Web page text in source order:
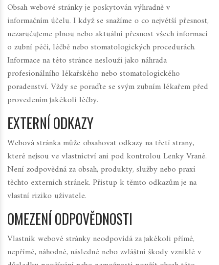
Obsah webové stránky je poskytován výhradně v
informačním účelu. I když se snažíme o co největší přesnost,
nezaručujeme plnou nebo aktuální přesnost všech informací
o zubní péči, léčbě nebo stomatologických procedurách.
Informace na této stránce neslouží jako náhrada
profesionálního lékařského nebo stomatologického
poradenství. Vždy se poraďte se svým zubním lékařem před
provedením jakékoli léčby.
EXTERNÍ ODKAZY
Webová stránka může obsahovat odkazy na třetí strany,
které nejsou ve vlastnictví ani pod kontrolou Lenky Vrané.
Není zodpovědná za obsah, produkty, služby nebo praxi
těchto externích stránek. Přístup k těmto odkazům je na
vlastní riziko uživatele.
OMEZENÍ ODPOVĚDNOSTI
Vlastník webové stránky neodpovídá za jakékoli přímé,
nepřímé, náhodné, následné nebo zvláštní škody vzniklé v